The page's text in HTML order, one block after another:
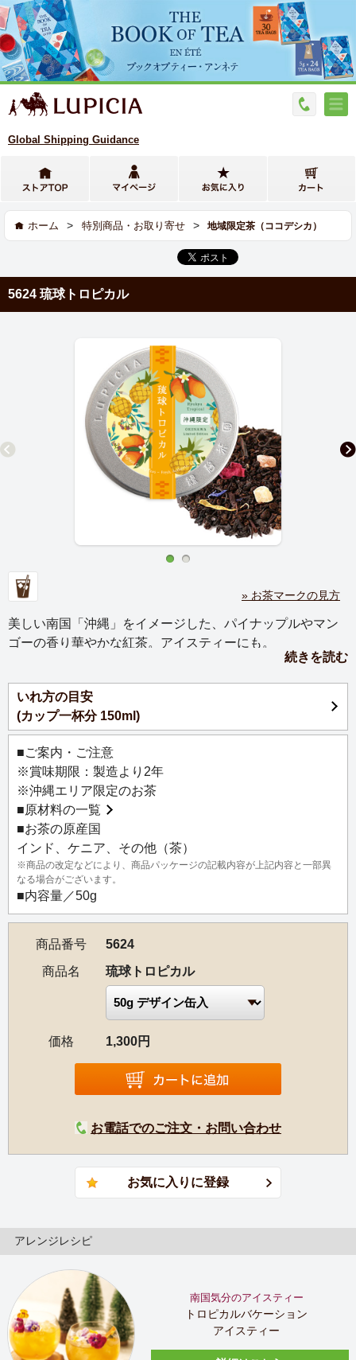
Global Shipping Guidance
ホーム > 特別商品・お取り寄せ > 地域限定茶（ココデシカ）
5624 琉球トロピカル
» お茶マークの見方
美しい南国「沖縄」をイメージした、パイナップルやマン
ゴーの香り華やかな紅茶。アイスティーにも。
南国沖縄を代表するフルーツ、パイナップル・マンゴーな
どが香る、トロピカルフルーツの紅茶です。
パイナップルのジューシーな甘酸っぱさとマンゴーの濃厚
な香りを、まろやかで甘いお茶の味わいが引き立てます。
ごろっと入ったパイナップルとパパイヤの果実、色とりど
りのカラフルな花が、華やかな南国の雰囲気を演出しま
す。
特におすすめの飲み方は、水出しアイスティーです。とろ
けるような甘いフルーツの香りがさらに際立ちます。
水出しアイスティーとパイナップルやマンゴージュースを
合わせた、トロピカル感あふれるアレンジティーもおすす
続きを読む
いれ方の目安
(カップ一杯分 150ml)
■ご案内・ご注意
※賞味期限：製造より2年
※沖縄エリア限定のお茶
■原材料の一覧
■お茶の原産国
インド、ケニア、その他（茶）
※商品の改定などにより、商品パッケージの記載内容が上記内容と一部異
なる場合がございます。
■内容量／50g
商品番号
5624
商品名
琉球トロピカル
価格 1,300円
お電話でのご注文・お問い合わせ
アレンジレシピ
南国気分のアイスティー
トロピカルバケーション
アイスティー